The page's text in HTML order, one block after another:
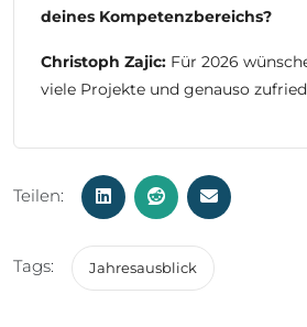
deines Kompetenzbereichs?
Christoph Zajic: Für 2026
viele Projekte und genauso
Teilen:
Tags: Jahresausblick